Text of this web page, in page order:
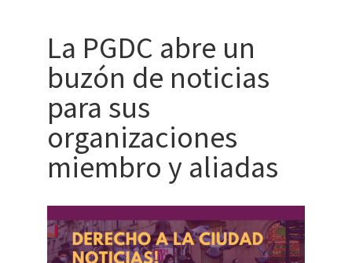
La PGDC abre un
buzón de noticias
para sus
organizaciones
miembro y aliadas